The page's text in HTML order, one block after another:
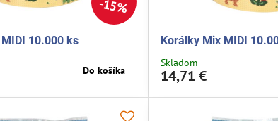
15%
10.000 ks
Do košíka
Korálky Mix MIDI
Skladom
14,71 €